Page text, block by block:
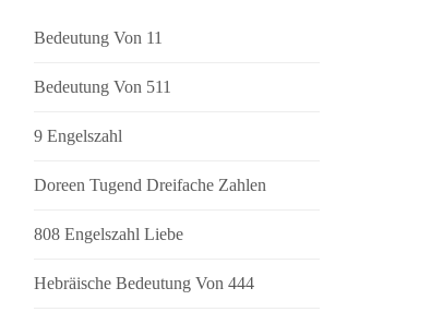
Bedeutung Von 11
Bedeutung Von 511
9 Engelszahl
Doreen Tugend Dreifache Zahlen
808 Engelszahl Liebe
Hebräische Bedeutung Von 444